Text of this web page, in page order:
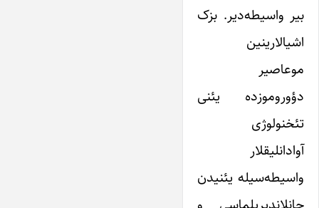
بیر واسیطه‌دیر. بزک
اشیالارینین
موعاصیر
دؤوروموزده یئنی
تئخنولوژی
آوادانلیقلار
واسیطه‌سیله یئنیدن